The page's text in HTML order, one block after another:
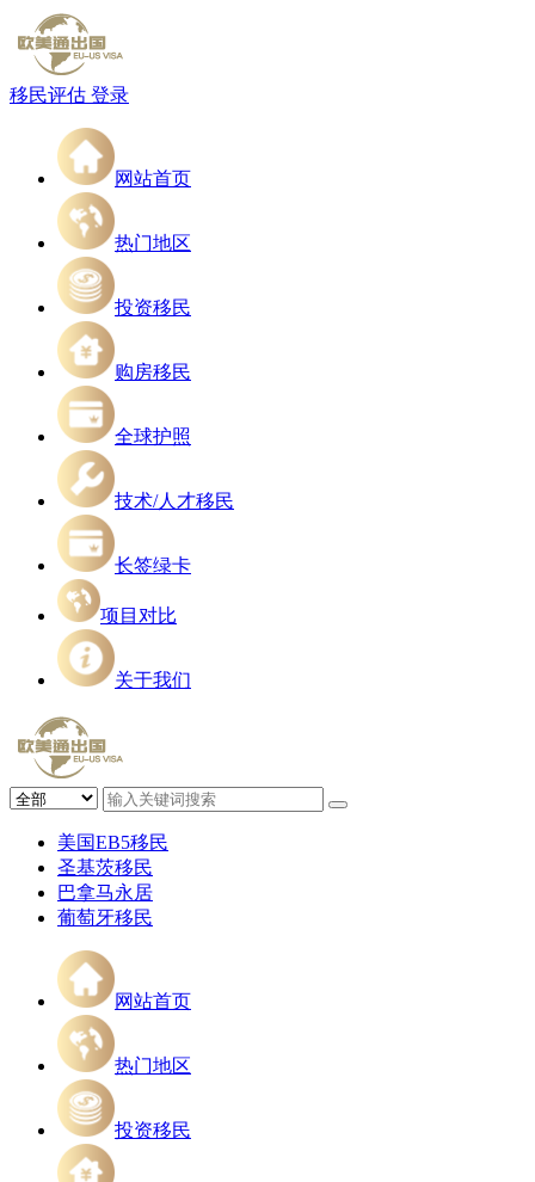
移民评估 登录
网站首页
热门地区
投资移民
购房移民
全球护照
技术/人才移民
长签绿卡
项目对比
关于我们
美国EB5移民
圣基茨移民
巴拿马永居
葡萄牙移民
网站首页
热门地区
投资移民